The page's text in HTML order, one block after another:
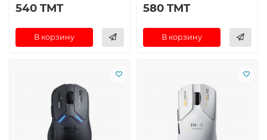
540 TMT
В корзину
580 TMT
В корзину